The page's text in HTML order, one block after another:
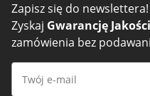
Zapisz się do newslettera!
Zyskaj Gwarancję
zamówienia bez